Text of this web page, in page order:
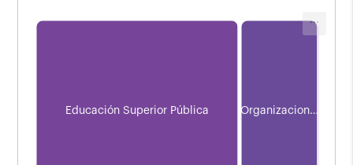
Distribución de las instituciones por sector
Educación Superior Pública Organizacion…
L ...